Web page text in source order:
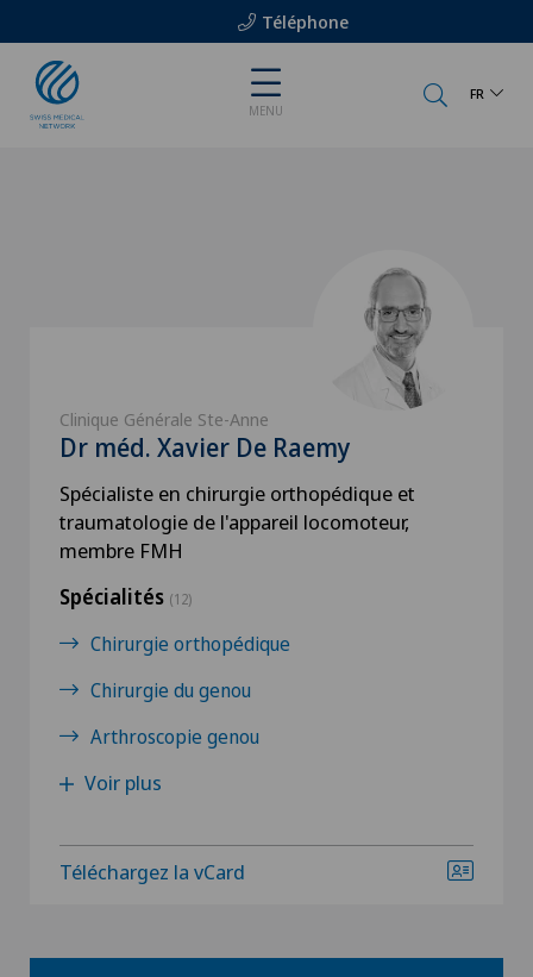
Téléphone
MENU
FR
Clinique Générale Ste-Anne
Dr méd. Xavier De Raemy
Spécialiste en chirurgie orthopédique et
traumatologie de l'appareil locomoteur,
membre FMH
Spécialités (12)
Chirurgie orthopédique
Chirurgie du genou
Arthroscopie genou
Voir plus
Téléchargez la vCard